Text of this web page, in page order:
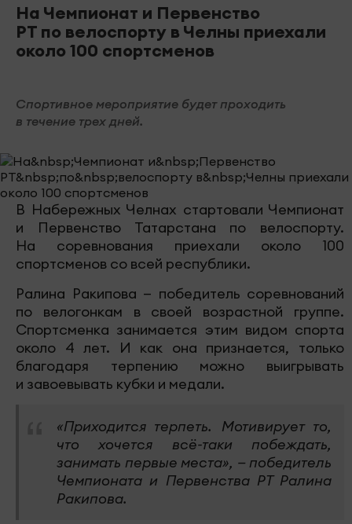
На Чемпионат и Первенство
РТ по велоспорту в Челны приехали
около 100 спортсменов
Спортивное мероприятие будет проходить
в течение трех дней.
В Набережных Челнах стартовали Чемпионат
и Первенство Татарстана по велоспорту.
На соревнования приехали около 100
спортсменов со всей республики.
Ралина Ракипова — победитель соревнований
по велогонкам в своей возрастной группе.
Спортсменка занимается этим видом спорта
около 4 лет. И как она признается, только
благодаря терпению можно выигрывать
и завоевывать кубки и медали.
«Приходится терпеть. Мотивирует то,
что хочется всё-таки побеждать,
занимать первые места», — победитель
Чемпионата и Первенства РТ Ралина
Ракипова.